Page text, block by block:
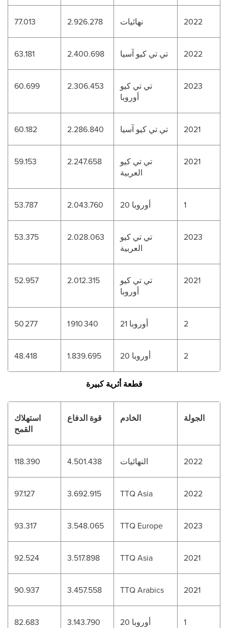
77.013 2.926.278 نهائيات 2022
63.181 2.400.698 تي تي كيو آسيا 2022
60.699 2.306.453
تي تي كيو
أوروبا
2023
60.182 2.286.840 تي تي كيو آسيا 2021
59.153 2.247.658
تي تي كيو
العربية
2021
53.787 2.043.760 أوروبا 20 1
53.375 2.028.063
تي تي كيو
العربية
2023
52.957 2.012.315
تي تي كيو
أوروبا
2021
50 277 1 910 340 أوروبا 21 2
48.418 1.839.695 أوروبا 20 2
قطعة أثرية كبيرة
استهلاك
القمح
قوة الدفاع الخادم الجولة
118.390 4.501.438 النهائيات 2022
97.127 3.692.915 TTQ Asia 2022
93.317 3.548.065 TTQ Europe 2023
92.524 3.517.898 TTQ Asia 2021
90.937 3.457.558 TTQ Arabics 2021
82.683 3.143.790 أوروبا 20 1